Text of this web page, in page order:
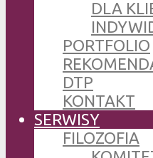
DLA
PORTFOLIO
DTP
KONTAKT
SERWISY
FILOZOFIA